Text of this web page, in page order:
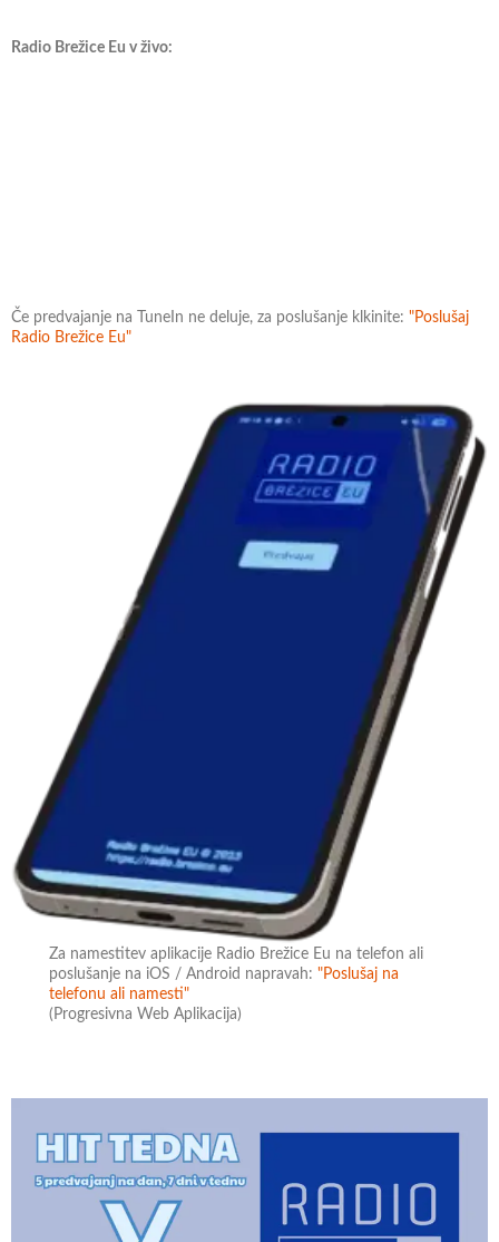
Radio Brežice Eu v živo:
Če predvajanje na TuneIn ne deluje, za poslušanje klkinite: "Poslušaj
Radio Brežice Eu"
Za namestitev aplikacije Radio Brežice Eu na telefon ali
poslušanje na iOS / Android napravah:"Poslušaj na
telefonu ali namesti"
(Progresivna Web Aplikacija)